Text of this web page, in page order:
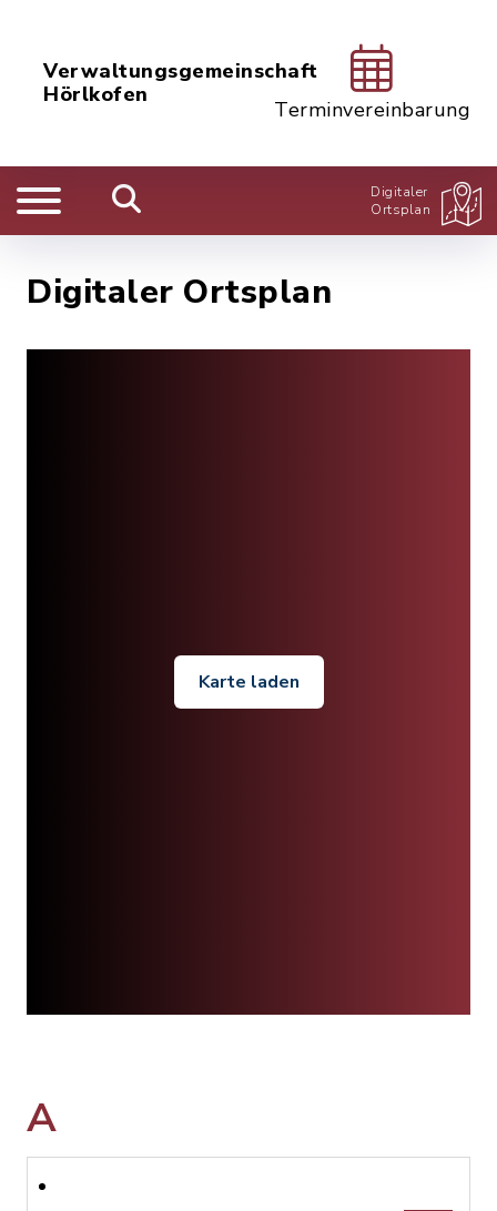
Verwaltungsgemeinschaft
Hörlkofen
Terminvereinbarung
Digitaler
Ortsplan
Digitaler Ortsplan
Karte laden
A